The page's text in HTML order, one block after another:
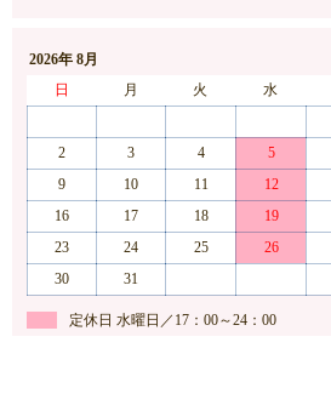
2026年 8月
日
月 火 水
2
3 4 5
9
10 11 12
16
17 18 19
23
24 25 26
30
31
定休日 水曜日／17：00～24：00